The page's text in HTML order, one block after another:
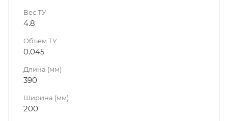
Вес ТУ
4.8
Объем ТУ
0.045
Длина (мм)
390
Ширина (мм)
200